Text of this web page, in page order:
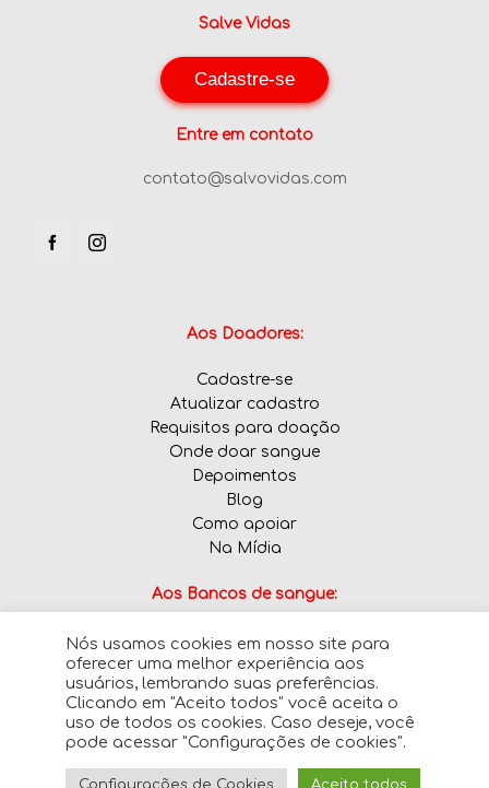
Salve Vidas
Cadastre-se
Entre em contato
contato@salvovidas.com
Aos Doadores:
Cadastre-se
Atualizar cadastro
Requisitos para doação
Onde doar sangue
Depoimentos
Blog
Como apoiar
Na Mídia
Aos Bancos de sangue:
Informe tipos sanguíneos em falta
© 2026 · SalvoVidas.com - Todos os direitos
Nós usamos cookies em nosso site para
oferecer uma melhor experiência aos
usuários, lembrando suas preferências.
Clicando em "Aceito todos" você aceita o
uso de todos os cookies. Caso deseje, você
pode acessar "Configurações de cookies".
Configurações de Cookies Aceito todos